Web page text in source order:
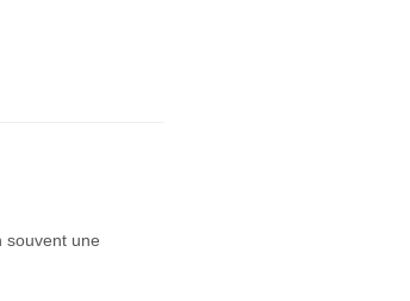
souvent une